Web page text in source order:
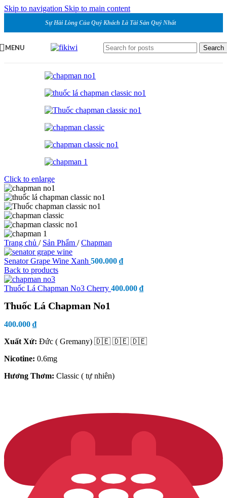
Skip to navigation Skip to main content
Sự Hài Lòng Của Quý Khách Là Tài Sản Quý Nhất
MENU Search
Click to enlarge
Trang chủ / Sản Phẩm / Chapman
Senator Grape Wine Xanh 500.000 ₫
Back to products
Thuốc Lá Chapman No3 Cherry 400.000 ₫
Thuốc Lá Chapman No1
400.000 ₫
Xuất Xứ: Đức ( Gremany) 🇩🇪 🇩🇪 🇩🇪
Nicotine: 0.6mg
Hương Thơm: Classic ( tự nhiên)